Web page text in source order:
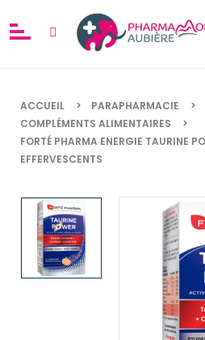
ACCUEIL
PARAPHARMACIE
COMPLÉMENTS ALIMENTAIRES
FORTÉ PHARMA ENERGIE TAURINE
EFFERVESCENTS